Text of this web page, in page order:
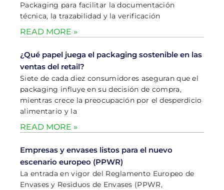
Packaging para facilitar la documentación
técnica, la trazabilidad y la verificación
READ MORE »
¿Qué papel juega el packaging sostenible en las
ventas del retail?
Siete de cada diez consumidores aseguran que el
packaging influye en su decisión de compra,
mientras crece la preocupación por el desperdicio
alimentario y la
READ MORE »
Empresas y envases listos para el nuevo
escenario europeo (PPWR)
La entrada en vigor del Reglamento Europeo de
Envases y Residuos de Envases (PPWR,